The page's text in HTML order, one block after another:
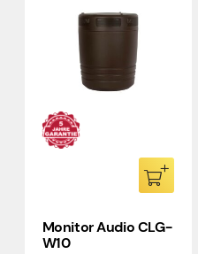
Monitor Audio CLG-
W10